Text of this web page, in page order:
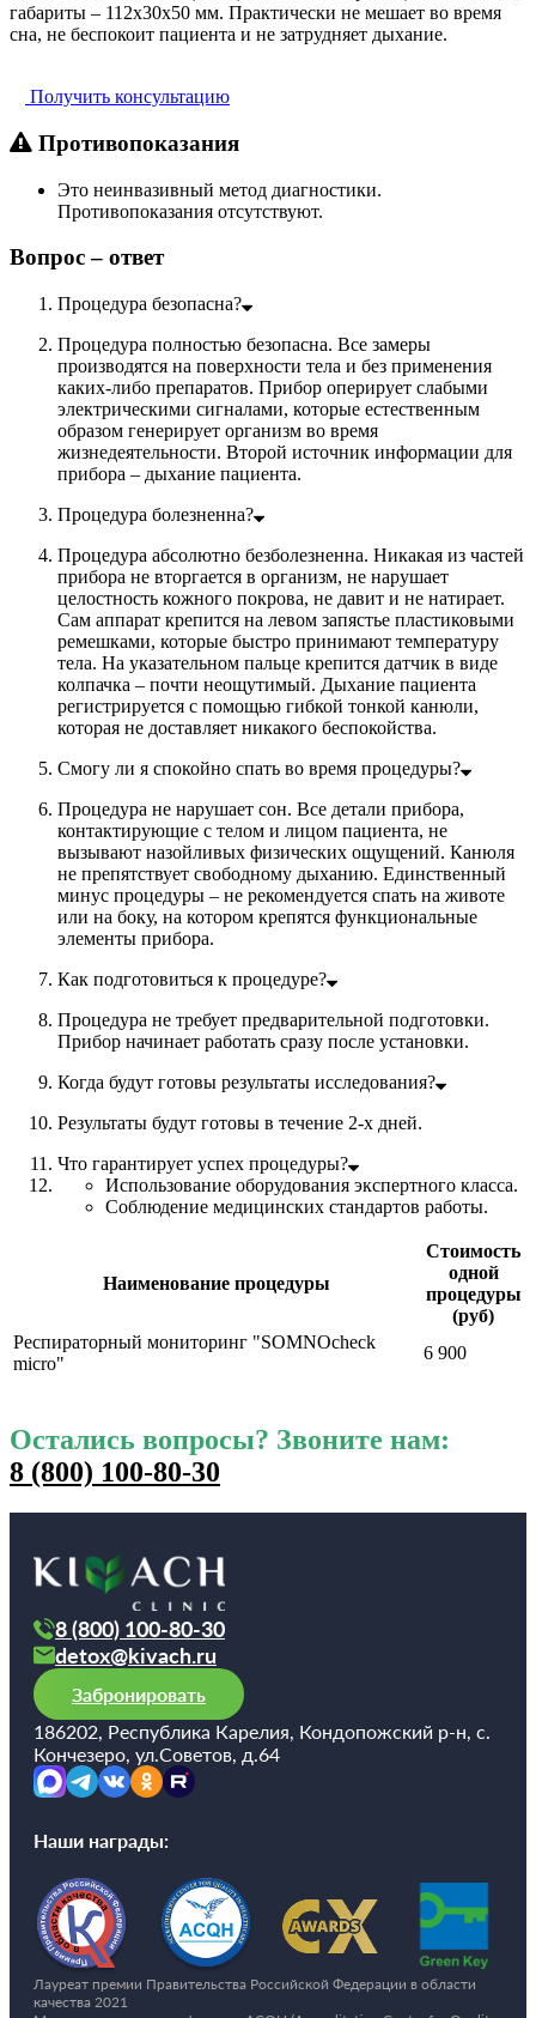
габариты – 112x30x50 мм. Практически не мешает во время
сна, не беспокоит пациента и не затрудняет дыхание.
Получить консультацию
Противопоказания
Это неинвазивный метод диагностики.
Противопоказания отсутствуют.
Вопрос – ответ
Процедура безопасна?
Процедура полностью безопасна. Все замеры
производятся на поверхности тела и без применения
каких-либо препаратов. Прибор оперирует слабыми
электрическими сигналами, которые естественным
образом генерирует организм во время
жизнедеятельности. Второй источник информации для
прибора – дыхание пациента.
Процедура болезненна?
Процедура абсолютно безболезненна. Никакая из частей
прибора не вторгается в организм, не нарушает
целостность кожного покрова, не давит и не натирает.
Сам аппарат крепится на левом запястье пластиковыми
ремешками, которые быстро принимают температуру
тела. На указательном пальце крепится датчик в виде
колпачка – почти неощутимый. Дыхание пациента
регистрируется с помощью гибкой тонкой канюли,
которая не доставляет никакого беспокойства.
Смогу ли я спокойно спать во время процедуры?
Процедура не нарушает сон. Все детали прибора,
контактирующие с телом и лицом пациента, не
вызывают назойливых физических ощущений. Канюля
не препятствует свободному дыханию. Единственный
минус процедуры – не рекомендуется спать на животе
или на боку, на котором крепятся функциональные
элементы прибора.
Как подготовиться к процедуре?
Процедура не требует предварительной подготовки.
Прибор начинает работать сразу после установки.
Когда будут готовы результаты исследования?
Результаты будут готовы в течение 2-х дней.
Что гарантирует успех процедуры?
Использование оборудования экспертного класса.
Соблюдение медицинских стандартов работы.
Наименование процедуры
Стоимость
одной
процедуры
(руб)
Респираторный мониторинг "SOMNOcheck
micro"
6 900
Остались вопросы? Звоните нам:
8 (800) 100-80-30
8 (800) 100-80-30
detox@kivach.ru
Забронировать
186202, Республика Карелия, Кондопожский р-н, с.
Кончезеро, ул.Советов, д.64
Наши награды:
Лауреат премии Правительства Российской Федерации в области
качества 2021